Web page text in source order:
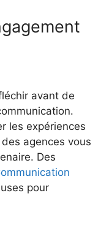
avant de
les expériences
agences vous
Des
pour